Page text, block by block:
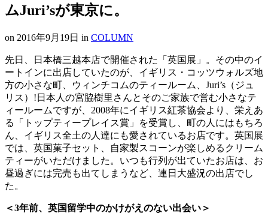
ムJuri’sが東京に。
on 2016年9月19日 in COLUMN
先日、日本橋三越本店で開催された「英国展」。その中のイ
ートインに出店していたのが、イギリス・コッツウォルズ地
方の小さな町、ウィンチコムのティールーム、Juri’s（ジュ
リス）!日本人の宮脇樹里さんとそのご家族で営む小さなテ
ィールームですが、2008年にイギリス紅茶協会より、栄えあ
る「トップティープレイス賞」を受賞し、町の人にはもちろ
ん、イギリス全土の人達にも愛されているお店です。英国展
では、英国菓子セット、自家製スコーンが楽しめるクリーム
ティーがいただけました。いつも行列が出ていたお店は、お
昼過ぎには完売も出てしまうなど、連日大盛況の出店でし
た。
＜3年前、英国留学中のかけがえのない出会い＞